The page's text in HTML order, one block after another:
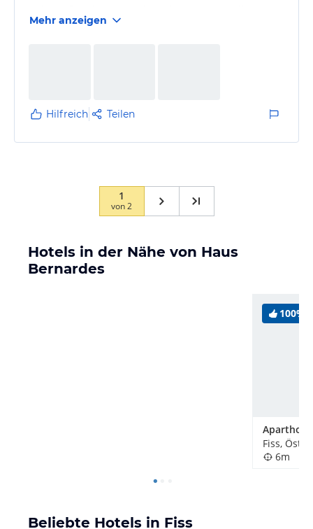
familiäre Atmosphäre, die gute Aussicht auf die
Nutzung des Skidepots und vieles mehr.…
Mehr anzeigen
Hilfreich Teilen
1
von2
Hotels in der Nähe von Haus
Bernardes
100%
Fiss,
6m
Beliebte Hotels in Fiss